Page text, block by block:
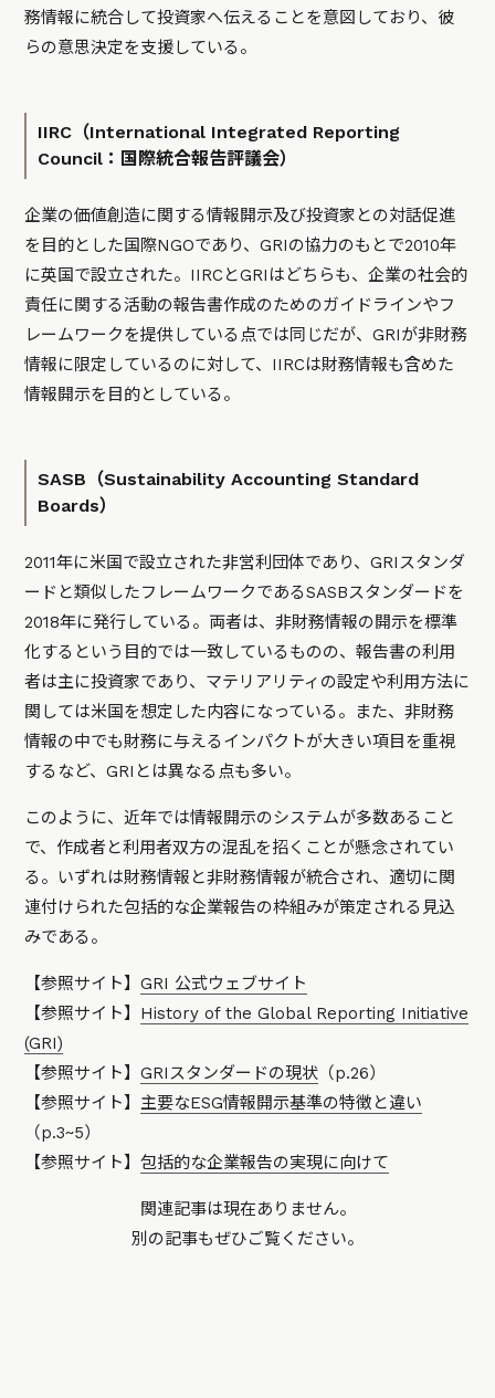
務情報に統合して投資家へ伝えることを意図しており、彼
らの意思決定を支援している。
IIRC（International Integrated Reporting
Council：国際統合報告評議会）
企業の価値創造に関する情報開示及び投資家との対話促進
を目的とした国際NGOであり、GRIの協力のもとで2010年
に英国で設立された。IIRCとGRIはどちらも、企業の社会的
責任に関する活動の報告書作成のためのガイドラインやフ
レームワークを提供している点では同じだが、GRIが非財務
情報に限定しているのに対して、IIRCは財務情報も含めた
情報開示を目的としている。
SASB（Sustainability Accounting Standard
Boards）
2011年に米国で設立された非営利団体であり、GRIスタンダ
ードと類似したフレームワークであるSASBスタンダードを
2018年に発行している。両者は、非財務情報の開示を標準
化するという目的では一致しているものの、報告書の利用
者は主に投資家であり、マテリアリティの設定や利用方法に
関しては米国を想定した内容になっている。また、非財務
情報の中でも財務に与えるインパクトが大きい項目を重視
するなど、GRIとは異なる点も多い。
このように、近年では情報開示のシステムが多数あること
で、作成者と利用者双方の混乱を招くことが懸念されてい
る。いずれは財務情報と非財務情報が統合され、適切に関
連付けられた包括的な企業報告の枠組みが策定される見込
みである。
【参照サイト】GRI 公式ウェブサイト
【参照サイト】 History of the Global Reporting Initiative
(GRI)
【参照サイト】GRIスタンダードの現状 （p.26）
【参照サイト】 主要なESG情報開示基準の特徴と違い
（p.3~5）
【参照サイト】包括的な企業報告の実現に向けて
関連記事は現在ありません。
別の記事もぜひご覧ください。